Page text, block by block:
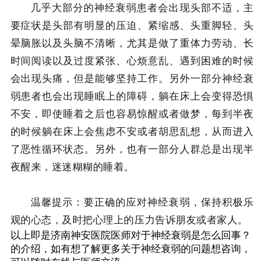
几乎大部分的神经衰弱患者会出现头部不适，主
要症状是头部有明显的压迫、紧缩感、头重脚轻、头
晕脑胀以及头脑不清晰，尤其是做了重体力劳动、长
时间阅读以及过度紧张、心烦意乱、遇到困难的时候
会出现头痛，但是能够坚持工作。另外一部分神经衰
弱患者也会出现睡眠上的障碍，躺在床上会变得恐惧
不安，即使睡着之后也容易惊醒或者做梦，每到半夜
的时候躺在床上会焦虑不安或者胡思乱想，从而进入
了恶性循环状态。另外，也有一部分人群总是出现半
夜醒来，迷迷糊糊的睡着。
温馨提示：要正确的应对神经衰弱，保持积极乐
观的心态，及时把心理上的压力告诉朋友或者家人。
以上即是济南神安医院医师对于神经衰弱是怎么回事？
的介绍，如有想了解更多关于神经衰弱的问题想咨询，